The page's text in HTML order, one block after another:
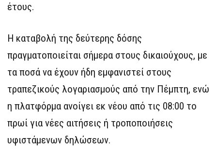
έτους.
Η καταβολή της δεύτερης δόσης
πραγματοποιείται σήμερα στους δικαιούχους, με
τα ποσά να έχουν ήδη εμφανιστεί στους
τραπεζικούς λογαριασμούς από την Πέμπτη, ενώ
η πλατφόρμα ανοίγει εκ νέου από τις 08:00 το
πρωί για νέες αιτήσεις ή τροποποιήσεις
υφιστάμενων δηλώσεων.